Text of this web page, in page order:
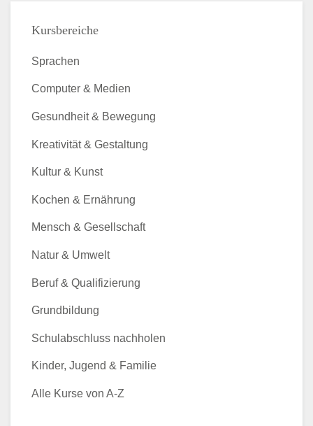
Kursbereiche
Sprachen
Computer & Medien
Gesundheit & Bewegung
Kreativität & Gestaltung
Kultur & Kunst
Kochen & Ernährung
Mensch & Gesellschaft
Natur & Umwelt
Beruf & Qualifizierung
Grundbildung
Schulabschluss nachholen
Kinder, Jugend & Familie
Alle Kurse von A-Z